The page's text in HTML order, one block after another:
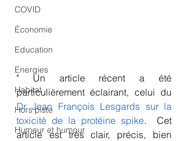
COVID
Économie
Education
Energies
Habitat
Hors piste
Humeur et humour
" Un article récent a été
Dr Jean François Lesgards sur la
toxicité de la protéine spike.  Cet
article est très clair, précis, bien